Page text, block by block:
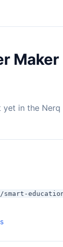
Maker
in the Nerq
smart-